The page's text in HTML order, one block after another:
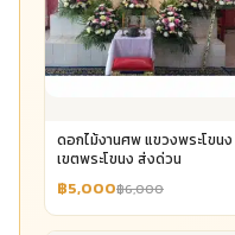
ดอกไม้งานศพ แขวงพระโขนง
เขตพระโขนง ส่งด่วน
฿5,000฿6,000